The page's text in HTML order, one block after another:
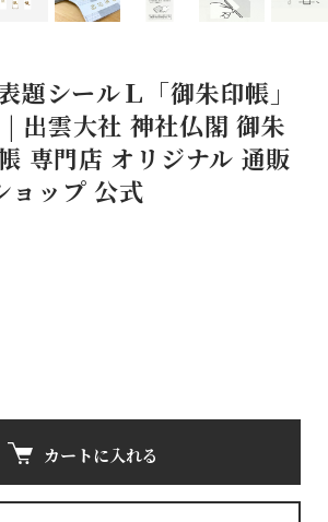
題シールＬ「御朱印帳」
出雲大社 神社仏閣 御朱
専門店 オリジナル 通販
ョップ 公式
カートに入れる